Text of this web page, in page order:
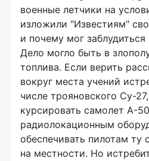
военные летчики на
изложили "Известиям"
и почему мог заблудиться
Дело могло быть в
топлива. Если верить
вокруг места учений
числе трояновского Су-
курсировать самолет А-
радиолокационным
обеспечивать пилотам ту
на местности. Но